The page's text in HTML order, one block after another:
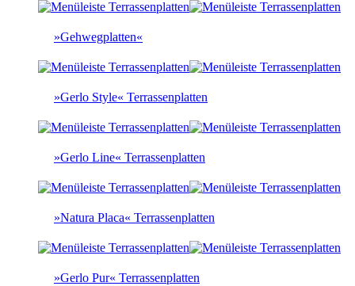
»Gehwegplatten«
»Gerlo Style« Terrassenplatten
»Gerlo Line« Terrassenplatten
»Natura Placa« Terrassenplatten
»Gerlo Pur« Terrassenplatten